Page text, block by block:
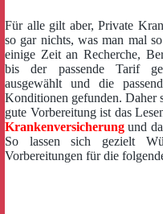
Für alle gilt aber, Private
so gar nichts, was man mal
einige Zeit an Recherche,
bis der passende Tarif
ausgewählt und die
Konditionen gefunden. Daher
gute Vorbereitung ist das
Krankenversicherung und
So lassen sich gezielt
Vorbereitungen für die